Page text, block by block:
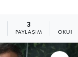
3
PAYLAŞIM